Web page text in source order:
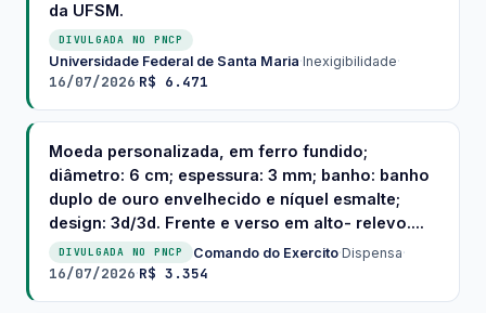
da UFSM.
DIVULGADA NO PNCP
Universidade Federal de Santa Maria·Inexigibilidade·
16/07/2026·R$ 6.471
Moeda personalizada, em ferro fundido;
diâmetro: 6 cm; espessura: 3 mm; banho: banho
duplo de ouro envelhecido e níquel esmalte;
design: 3d/3d. Frente e verso em alto- relevo....
DIVULGADA NO PNCP Comando do Exercito·Dispensa·
16/07/2026·R$ 3.354